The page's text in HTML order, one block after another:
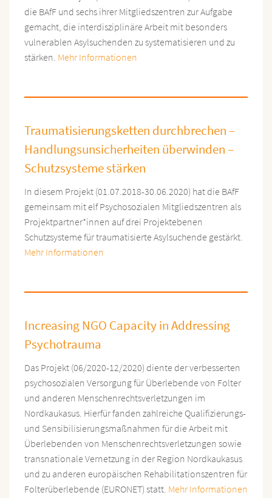
die BAfF und sechs ihrer Mitgliedszentren zur Aufgabe
gemacht, die interdisziplinäre Arbeit mit besonders
vulnerablen Asylsuchenden zu systematisieren und zu
stärken. Mehr Informationen
Traumatisierungsketten durchbrechen –
Handlungsunsicherheiten überwinden –
Schutzsysteme stärken
In diesem Projekt (01.07.2018-30.06.2020) hat die BAfF
gemeinsam mit elf Psychosozialen Mitgliedszentren als
Projektpartner*innen auf drei Projektebenen
Schutzsysteme für traumatisierte Asylsuchende gestärkt.
Mehr Informationen
Increasing NGO Capacity in Addressing
Psychotrauma
Das Projekt (06/2020-12/2020) diente der verbesserten
psychosozialen Versorgung für Überlebende von Folter
und anderen Menschenrechtsverletzungen im
Nordkaukasus. Hierfür fanden zahlreiche Qualifizierungs-
und Sensibilisierungsmaßnahmen für die Arbeit mit
Überlebenden von Menschenrechtsverletzungen sowie
transnationale Vernetzung in der Region Nordkaukasus
und zu anderen europäischen Rehabilitationszentren für
Folterüberlebende (EURONET) statt. Mehr Informationen